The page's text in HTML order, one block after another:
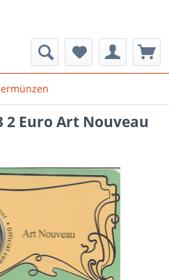
2 Euro Art Nouveau